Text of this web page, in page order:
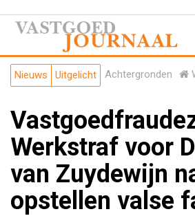
Nieuws Uitgelicht Achtergronden
Werkstraf voor
van Zuydewijn
opstellen valse